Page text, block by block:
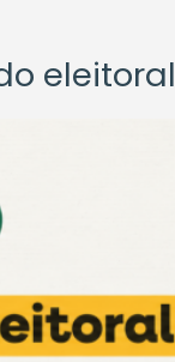
eleitoral